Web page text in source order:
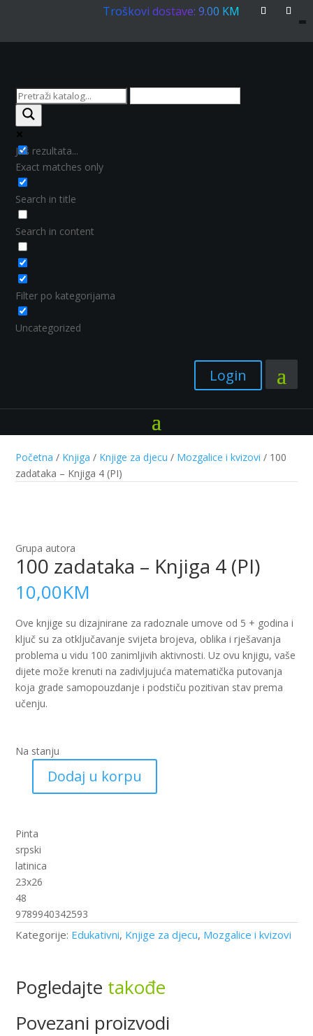
Troškovi dostave: 9.00 KM
Još rezultata...
Exact matches only
Search in title
Search in content
Filter po kategorijama
Uncategorized
Login
Početna / Knjiga / Knjige za djecu / Mozgalice i kvizovi / 100
zadataka – Knjiga 4 (PI)
Grupa autora
100 zadataka – Knjiga 4 (PI)
10,00KM
Ove knjige su dizajnirane za radoznale umove od 5 + godina i
ključ su za otključavanje svijeta brojeva, oblika i rješavanja
problema u vidu 100 zanimljivih aktivnosti. Uz ovu knjigu, vaše
dijete može krenuti na zadivljujuća matematička putovanja
koja grade samopouzdanje i podstiču pozitivan stav prema
učenju.
Na stanju
Knjiga
4
(PI)
količina
Dodaj u korpu
Pinta
srpski
latinica
23x26
48
9789940342593
Kategorije: Edukativni, Knjige za djecu, Mozgalice i kvizovi
Pogledajte takođe
Povezani proizvodi